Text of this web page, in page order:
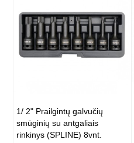
1/ 2" Prailgintų galvučių
smūginių su antgaliais
rinkinys (SPLINE) 8vnt.